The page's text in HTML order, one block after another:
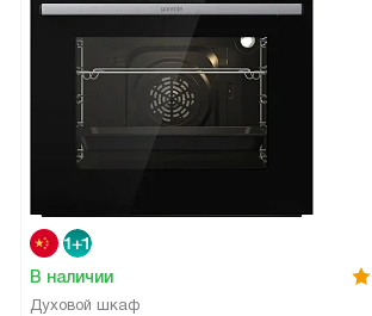
В наличии
Духовой шкаф